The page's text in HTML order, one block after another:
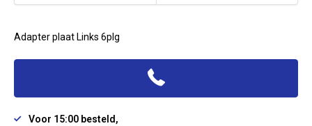
Adapter plaat Links 6plg
Voor 15:00 besteld,